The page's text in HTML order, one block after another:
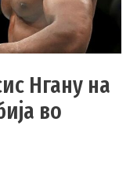
Нгану на
во